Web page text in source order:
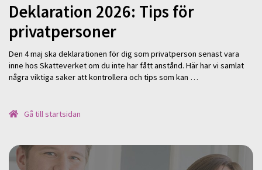
Deklaration 2026: Tips för
privatpersoner
Den 4 maj ska deklarationen för dig som privatperson senast vara
inne hos Skatteverket om du inte har fått anstånd. Här har vi samlat
några viktiga saker att kontrollera och tips som kan …
Gå till startsidan